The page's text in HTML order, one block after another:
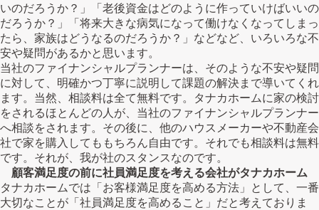
いのだろうか？」「老後資金はどのように作っていけばいいの
だろうか？」「将来大きな病気になって働けなくなってしまっ
たら、家族はどうなるのだろうか？」などなど、いろいろな不
安や疑問があるかと思います。
当社のファイナンシャルプランナーは、そのような不安や疑問
に対して、明確かつ丁寧に説明して課題の解決まで導いてくれ
ます。当然、相談料は全て無料です。タナカホームに家の検討
をされるほとんどの人が、当社のファイナンシャルプランナー
へ相談をされます。その後に、他のハウスメーカーや不動産会
社で家を購入してももちろん自由です。それでも相談料は無料
です。それが、我が社のスタンスなのです。
顧客満足度の前に社員満足度を考える会社がタナカホーム
タナカホームでは「お客様満足度を高める方法」として、一番
大切なことが「社員満足度を高めること」だと考えておりま